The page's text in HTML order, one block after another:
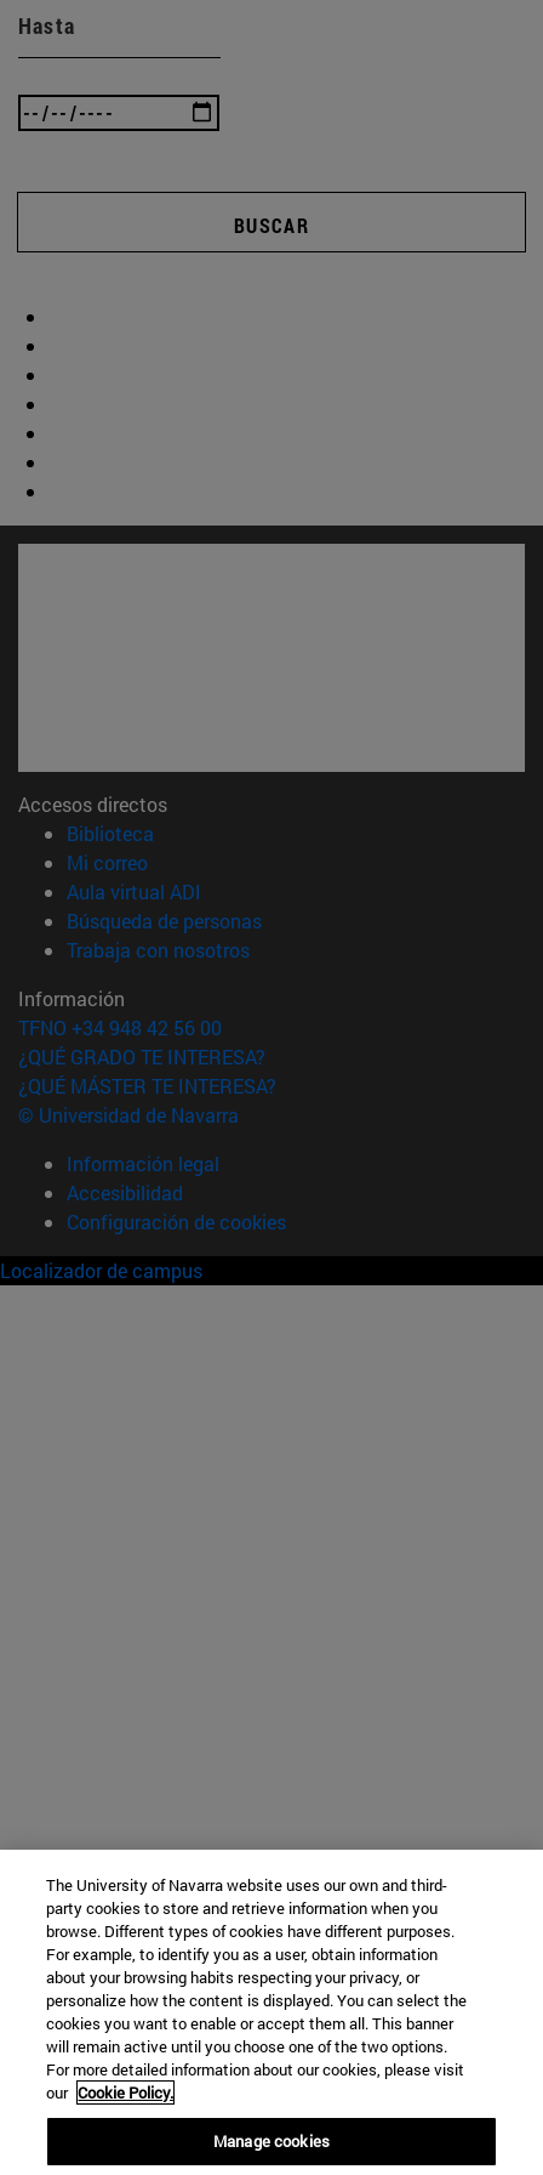
Hasta
BUSCAR
Accesos directos
Biblioteca
Mi correo(abre en nueva ventana)
Aula virtual ADI
Búsqueda de personas(abre en nueva ventana)
Trabaja con nosotros(abre en nueva ventana)
Información
TFNO +34 948 42 56 00
¿QUÉ GRADO TE INTERESA?
¿QUÉ MÁSTER TE INTERESA?
© Universidad de Navarra
Información legal
Accesibilidad
Configuración de cookies
Localizador de campus
The University of Navarra website uses our own and third-
party cookies to store and retrieve information when you
browse. Different types of cookies have different purposes.
For example, to identify you as a user, obtain information
about your browsing habits respecting your privacy, or
personalize how the content is displayed. You can select the
cookies you want to enable or accept them all. This banner
will remain active until you choose one of the two options.
For more detailed information about our cookies, please visit
our Cookie Policy.
Manage cookies